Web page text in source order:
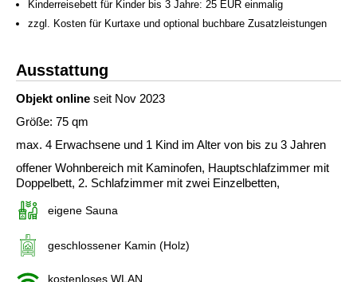
Kinderreisebett für Kinder bis 3 Jahre: 25 EUR einmalig
zzgl. Kosten für Kurtaxe und optional buchbare Zusatzleistungen
Ausstattung
Objekt online seit Nov 2023
Größe: 75 qm
max. 4 Erwachsene und 1 Kind im Alter von bis zu 3 Jahren
offener Wohnbereich mit Kaminofen, Hauptschlafzimmer mit
Doppelbett, 2. Schlafzimmer mit zwei Einzelbetten,
eigene Sauna
geschlossener Kamin (Holz)
kostenloses WLAN